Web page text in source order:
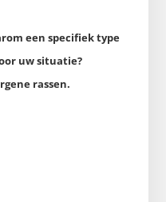
een specifiek type
uw situatie?
rassen.